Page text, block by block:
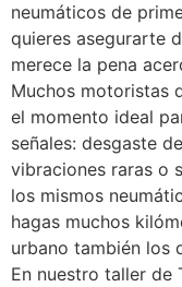
neumáticos de
quieres asegurarte
merece la pena
Muchos motoristas
el momento ideal
señales: desgaste
vibraciones raras o
los mismos
hagas muchos
urbano también los
En nuestro taller de